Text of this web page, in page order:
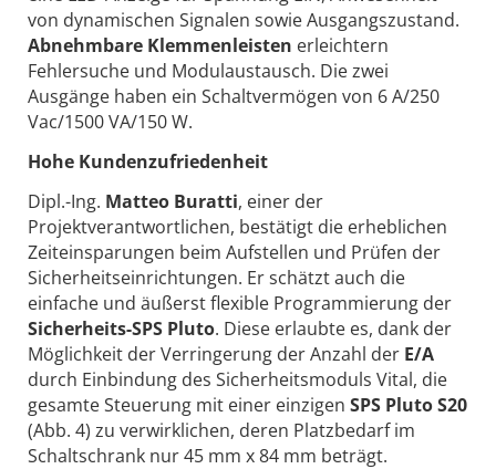
von dynamischen Signalen sowie Ausgangszustand.
Abnehmbare Klemmenleisten erleichtern
Fehlersuche und Modulaustausch. Die zwei
Ausgänge haben ein Schaltvermögen von 6 A/250
Vac/1500 VA/150 W.
Hohe Kundenzufriedenheit
Dipl.-Ing. Matteo Buratti, einer der
Projektverantwortlichen, bestätigt die erheblichen
Zeiteinsparungen beim Aufstellen und Prüfen der
Sicherheitseinrichtungen. Er schätzt auch die
einfache und äußerst flexible Programmierung der
Sicherheits-SPS Pluto. Diese erlaubte es, dank der
Möglichkeit der Verringerung der Anzahl der E/A
durch Einbindung des Sicherheitsmoduls Vital, die
gesamte Steuerung mit einer einzigen SPS Pluto S20
(Abb. 4) zu verwirklichen, deren Platzbedarf im
Schaltschrank nur 45 mm x 84 mm beträgt.